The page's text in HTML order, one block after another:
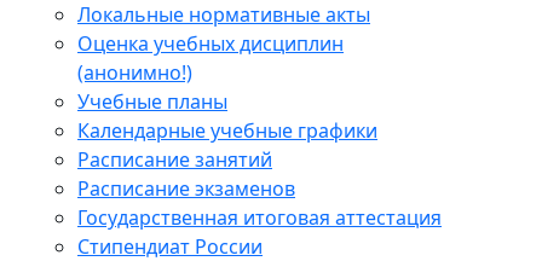
Локальные нормативные акты
Оценка учебных дисциплин
(анонимно!)
Учебные планы
Календарные учебные графики
Расписание занятий
Расписание экзаменов
Государственная итоговая аттестация
Стипендиат России